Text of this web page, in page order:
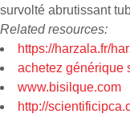
survolté abrutissant
Related resources:
https://harzala.fr/
achetez générique
www.bisilque.com
http://